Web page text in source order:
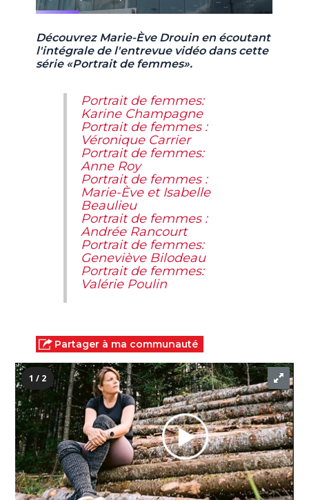
Découvrez Marie-Ève Drouin en écoutant
l'intégrale de l'entrevue vidéo dans cette
série «Portrait de femmes».
Portrait de femmes:
Karine Champagne
Portrait de femmes :
Véronique Carrier
Portrait de femmes:
Anne Roy
Portrait de femmes :
Marie-Ève et Isabelle
Beaulieu
Portrait de femmes :
Andrée Rancourt
Portrait de femmes:
Geneviève Bilodeau
Portrait de femmes:
Valérie Poulin
Partager à ma communauté
1 / 2